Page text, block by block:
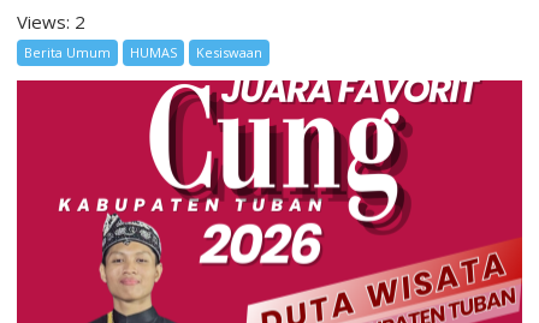
Views: 2
Berita Umum HUMAS Kesiswaan